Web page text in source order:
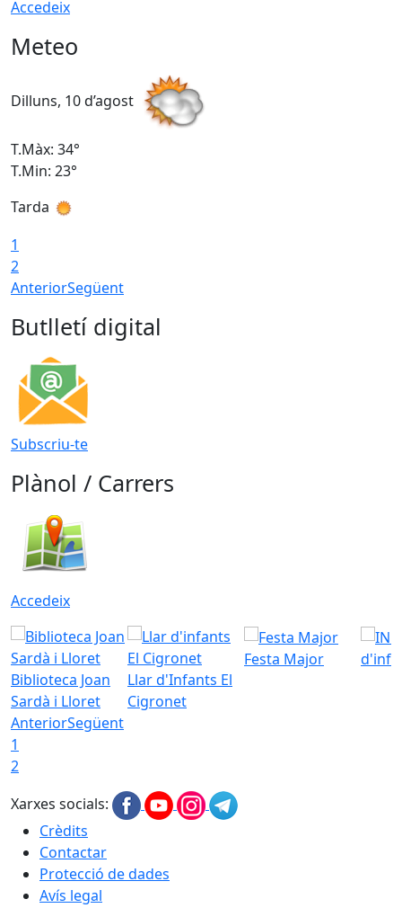
Accedeix
Meteo
Dilluns, 10 d’agost
T.Màx: 34°
T.Min: 23°
Tarda
1
2
AnteriorSegüent
Butlletí digital
Subscriu-te
Plànol / Carrers
Accedeix
Biblioteca Joan
Sardà i Lloret
Llar d'Infants El
Cigronet
Festa Major
AnteriorSegüent
1
2
Xarxes socials:
Crèdits
Contactar
Protecció de dades
Avís legal